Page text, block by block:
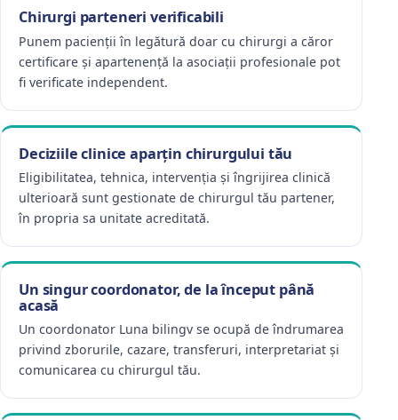
Chirurgi parteneri verificabili
Punem pacienții în legătură doar cu chirurgi a căror
certificare și apartenență la asociații profesionale pot
fi verificate independent.
Deciziile clinice aparțin chirurgului tău
Eligibilitatea, tehnica, intervenția și îngrijirea clinică
ulterioară sunt gestionate de chirurgul tău partener,
în propria sa unitate acreditată.
Un singur coordonator, de la început până
acasă
Un coordonator Luna bilingv se ocupă de îndrumarea
privind zborurile, cazare, transferuri, interpretariat și
comunicarea cu chirurgul tău.